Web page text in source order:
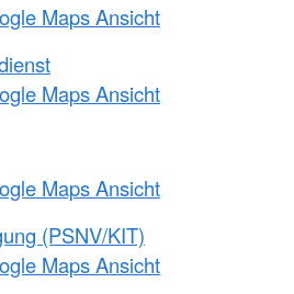
Maps Ansicht
Maps Ansicht
Maps Ansicht
(PSNV/KIT)
Maps Ansicht